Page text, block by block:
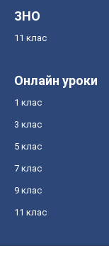
ЗНО
11 клас
Онлайн уроки
1 клас
3 клас
5 клас
7 клас
9 клас
11 клас